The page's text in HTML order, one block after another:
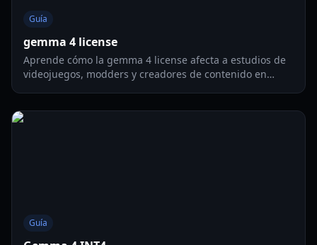
Guía
gemma 4 license
Aprende cómo la gemma 4 license afecta a estudios de
videojuegos, modders y creadores de contenido en
Guía